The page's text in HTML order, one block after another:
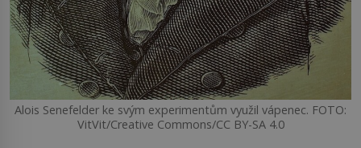
Alois Senefelder ke svým experimentům využil vápenec. FOTO:
VitVit/Creative Commons/CC BY-SA 4.0